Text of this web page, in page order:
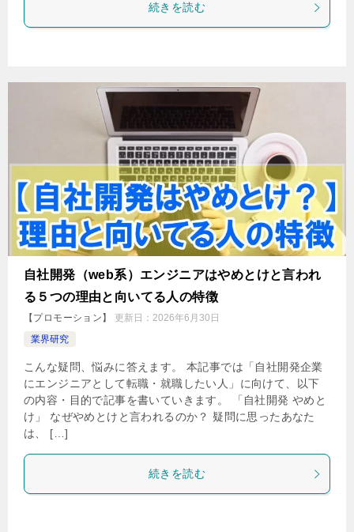
続きを読む
自社開発（web系）エンジニアはやめとけと言われ
る５つの理由と向いてる人の特徴
【プロモーション】 更新日：2026年6月30日
業界研究
こんな疑問、悩みに答えます。 本記事では「自社開発企業
にエンジニアとして転職・就職したい人」に向けて、以下
の内容・目的で記事を書いていきます。 「自社開発 やめと
け」 なぜやめとけと言われるのか？ 疑問に思ったあなた
は、 […]
続きを読む